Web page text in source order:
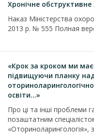
Хронічне
Наказ Міністерства
2013 р. № 555 Полная
«Крок за кроком ми
підвищуючи планку
освіти…»
Про ці та інші проблеми
позаштатним
«Оториноларингологія»,